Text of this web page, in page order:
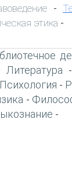
-
этика -
Литература
Психология -
-
-